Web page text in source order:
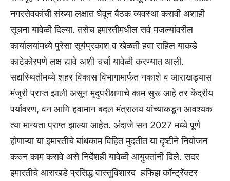
नगरसेवकांची संख्या लक्षात घेवून बैठक व्यवस्था करावी अशाही
सूचना यावेळी दिल्या. तसेच इमारतीमधील सर्व मजल्यांवरील
कार्यालयांमध्ये पुरेसा सूर्यप्रकाश व खेळती हवा राहिल याकडे
काटेकोरपणे लक्ष द्यावे अशी चर्चा यावेळी करण्यात आली.
सद्यस्थितीमध्ये शहर विकास विभागामार्फत नकाशे व आराखड्यास
मंजुरी प्राप्त झाली असून मृदुपरीक्षणाचे काम सुरू आहे तर केंद्रीय
पर्यावरण, वन आणि हवामान बदल मंत्रालय यांच्याकडून आवश्यक
त्या मान्यता प्राप्त झाल्या आहेत. अंदाजे सन 2027 मध्ये पूर्ण
होणाऱ्या या इमारतीचे बांधकाम विहित मुदतीत या दृष्टीने नियोजन
करुन काम करावे असे निर्देशही यावेळी आयुक्तांनी दिले. सदर
इमारतीचे आराखडे प्रसिद्ध वास्तुविशारद हफिझ कॉन्ट्रॅक्टर